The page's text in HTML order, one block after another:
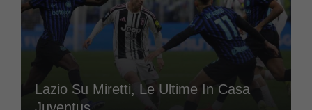
Lazio Su Miretti, Le Ultime In Casa